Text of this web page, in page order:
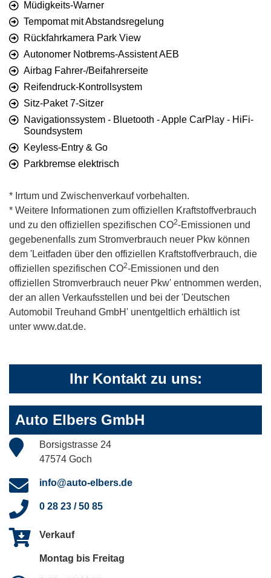
Müdigkeits-Warner
Tempomat mit Abstandsregelung
Rückfahrkamera Park View
Autonomer Notbrems-Assistent AEB
Airbag Fahrer-/Beifahrerseite
Reifendruck-Kontrollsystem
Sitz-Paket 7-Sitzer
Navigationssystem - Bluetooth - Apple CarPlay - HiFi-
Soundsystem
Keyless-Entry & Go
Parkbremse elektrisch
* Irrtum und Zwischenverkauf vorbehalten.
* Weitere Informationen zum offiziellen Kraftstoffverbrauch
und zu den offiziellen spezifischen CO2-Emissionen und
gegebenenfalls zum Stromverbrauch neuer Pkw können
dem 'Leitfaden über den offiziellen Kraftstoffverbrauch, die
offiziellen spezifischen CO2-Emissionen und den
offiziellen Stromverbrauch neuer Pkw' entnommen werden,
der an allen Verkaufsstellen und bei der 'Deutschen
Automobil Treuhand GmbH' unentgeltlich erhältlich ist
unter www.dat.de.
Ihr Kontakt zu uns:
Auto Elbers GmbH
Borsigstrasse 24
47574 Goch
info@auto-elbers.de
0 28 23 / 50 85
Verkauf
Montag bis Freitag